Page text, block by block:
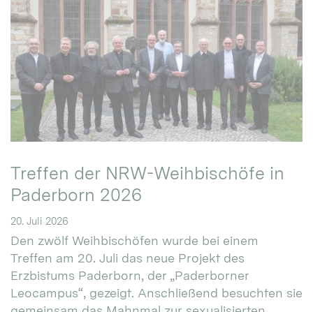
Treffen der NRW-Weihbischöfe in
Paderborn 2026
20. Juli 2026
Den zwölf Weihbischöfen wurde bei einem
Treffen am 20. Juli das neue Projekt des
Erzbistums Paderborn, der „Paderborner
Leocampus“, gezeigt. Anschließend besuchten sie